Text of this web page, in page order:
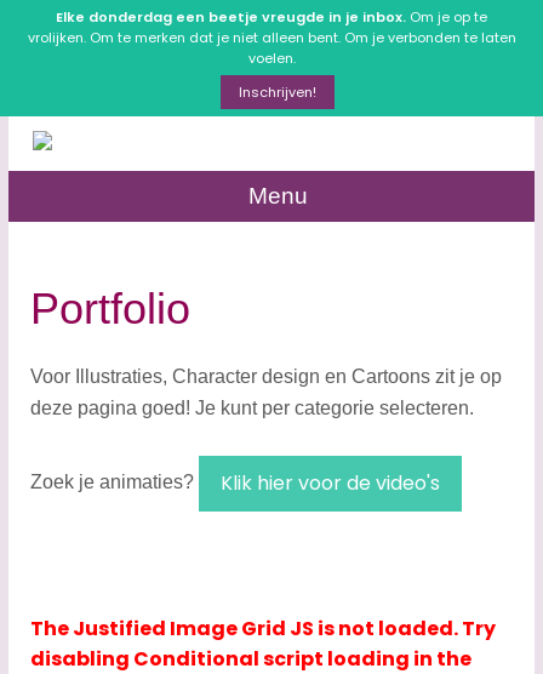
Elke donderdag een beetje vreugde in je inbox. Om je op te
vrolijken. Om te merken dat je niet alleen bent. Om je verbonden te laten
voelen.
Inschrijven!
Menu
Portfolio
Voor Illustraties, Character design en Cartoons zit je op
deze pagina goed! Je kunt per categorie selecteren.
Zoek je animaties? Klik hier voor de video's
The Justified Image Grid JS is not loaded. Try
disabling Conditional script loading in the